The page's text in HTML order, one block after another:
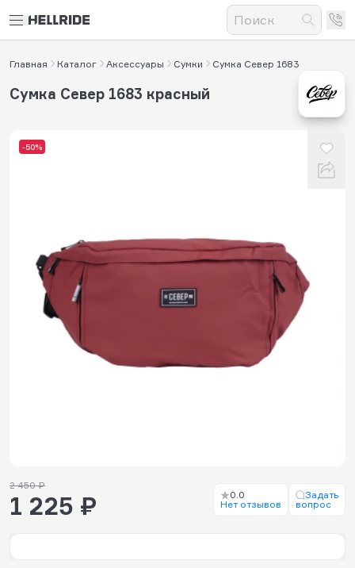
Главная Каталог Аксессуары Сумки Сумка Север 1683
-50%
Сумка Север 1683 красный
2 450 ₽
1 225 ₽
0.0
Нет отзывов
Задать
вопрос